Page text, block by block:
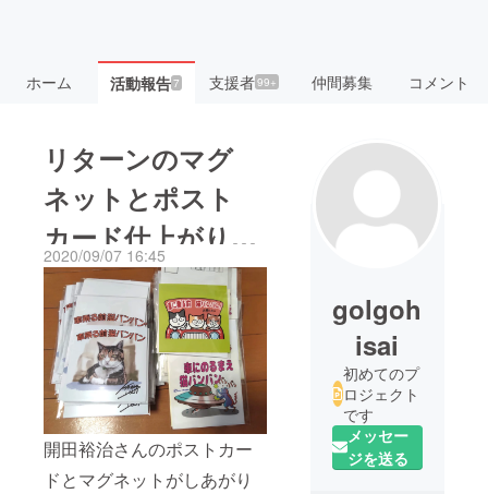
ホーム 活動報告7 支援者99+ 仲間募集 コメント
リターンのマグ
ネットとポスト
カード仕上がりま
した！
2020/09/07 16:45
開田裕治さんのポストカー
ドとマグネットがしあがり
golgoh
isai
初めてのプ
ロジェクト
です
メッセー
ジを送る